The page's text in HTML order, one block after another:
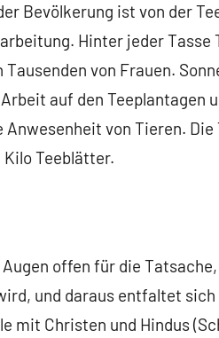
Bevölkerung ist von der
Hinter jeder
Tausenden von Frauen.
auf den Teeplantagen
Anwesenheit von Tieren.
Teeblätter.
offen für die
und daraus entfaltet
mit Christen und Hindus